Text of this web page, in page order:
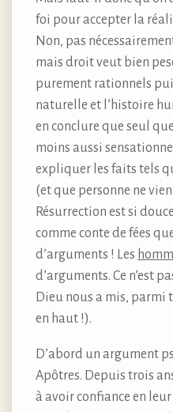
foi pour accepter la
Non, pas
mais droit veut bien
purement rationnels
naturelle et l’histoire
en conclure que seul
moins aussi
expliquer les faits tels
(et que personne ne
Résurrection est si
comme conte de fées
d’arguments ! Les
d’arguments. Ce n’est
Dieu nous a mis, parmi
en haut !).
D’abord un argument
Apôtres. Depuis trois
à avoir confiance en